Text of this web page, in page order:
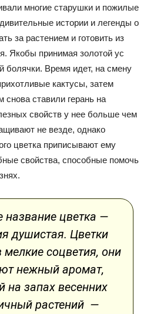
многие старушки и пожилые
истории и легенды о
за растением и готовить из
Якобы принимая золотой ус
болячки. Время идет, на смену
кактусы, затем
снова ставили герань на
свойств у нее больше чем
не везде, однако
цветка приписывают ему
свойства, способные помочь
название цветка —
душистая. Цветки
соцветия, они
нежный аромат,
на запах весенних
растений —